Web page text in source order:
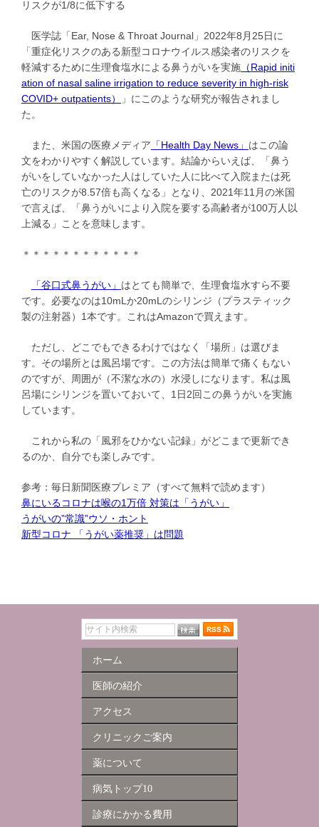
リスクが1/8に低下する
医学誌「Ear, Nose & Throat Journal」2022年8月25日に
「重症化リスクのある新型コロナウイルス感染者のリスクを
軽減するために生理食塩水による鼻うがいを実施 （Rapid initi
ation of nasal saline irrigation to reduce severity in high-risk
COVID+ outpatients）
」にこのような研究が報告されまし
た。
また、米国の医療メディア 「Health Day News」 はこの論
文をわかりやすく解説しています。結論からいえば、「鼻う
がいをしていなかった人はしていた人に比べて入院または死
亡のリスクが8.57倍も高くなる」となり、2021年11月の米国
で言えば、「鼻うがいにより入院を要する高齢者が100万人以
上減る」ことを意味します。
＊＊＊＊＊＊＊＊＊＊＊＊
「谷口式鼻うがい」 はとても簡単で、生理食塩水すら不要
です。必要なのは10mLか20mLのシリンジ（プラスティック
製の注射器）1本です。これはAmazonで買えます。
ただし、どこでもできるわけではなく「場所」は選びま
す。その場所とは風呂場です。この方法は簡単で痛くもない
のですが、周囲が（不潔な水の）水浸しになります。私は風
呂場にシリンジを置いておいて、1日2回この鼻うがいを実施
しています。
これから私の「風邪をひかない記録」がどこまで更新でき
るのか、自分でも楽しみです。
参考：毎日新聞医療プレミア（すべて無料で読めます）
鼻にいるコロナは喉の1万倍 対策は「うがい」
うがいの”常識”ウソ・ホント
新型コロナ 「うがい薬推奨」は問題
ホーム
医師の紹介
アクセス
クリニックご案内
薬について
病気トップ10
診療にかかる費用